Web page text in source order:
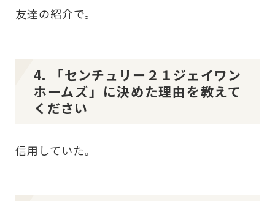
友達の紹介で。
4. 「センチュリー２１ジェイワン
ホームズ」に決めた理由を教えて
ください
信用していた。